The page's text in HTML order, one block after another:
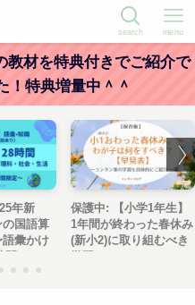
search menu
教材を特典付きでご紹介で
！特典増量中＾＾
年新
国語算
彙かけ
保護中: 【小学1年生】
1年間が終わった春休み
(新小2)に取り組むべき